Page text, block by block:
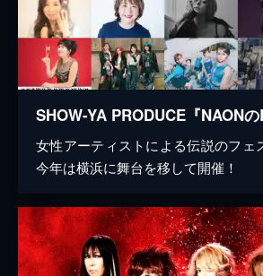
女性アーティストによる伝説のフェ
今年は横浜に舞台を移して開催！